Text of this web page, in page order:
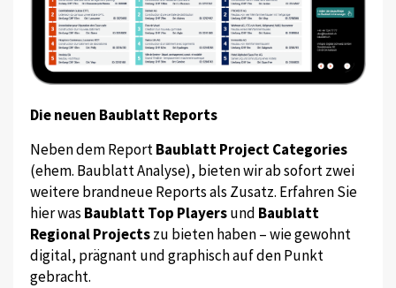
Die neuen Baublatt Reports
Neben dem ReportBaublatt Project Categories
(ehem. Baublatt Analyse), bieten wir ab sofort zwei
weitere brandneue Reports als Zusatz. Erfahren Sie
hier was Baublatt Top Playersund Baublatt
Regional Projectszu bieten haben – wie gewohnt
digital, prägnant und graphisch auf den Punkt
gebracht.